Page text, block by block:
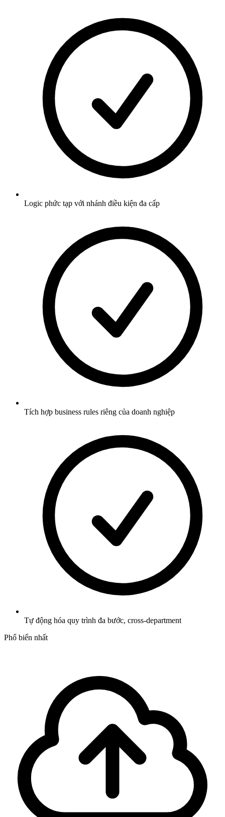
Logic phức tạp với nhánh điều kiện đa cấp
Tích hợp business rules riêng của doanh nghiệp
Tự động hóa quy trình đa bước, cross-department
Phổ biến nhất